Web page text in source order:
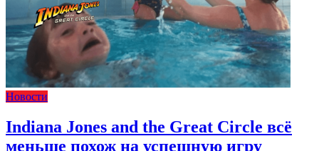
Новости
Indiana Jones and the Great Circle всё
меньше похож на успешную игру